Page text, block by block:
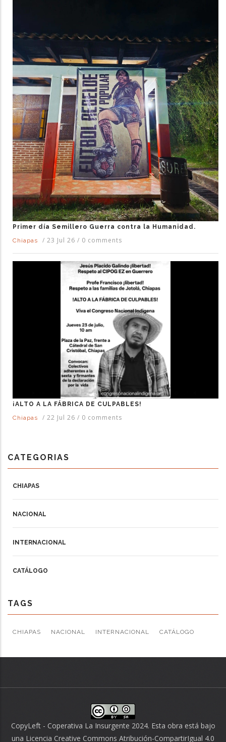
Primer día Semillero Guerra contra la Humanidad.
Chiapas
/ 23 Jul 26 / 0 comments
¡ALTO A LA FÁBRICA DE CULPABLES!
Chiapas
/ 22 Jul 26 / 0 comments
CATEGORIAS
CHIAPAS
NACIONAL
INTERNACIONAL
CATÁLOGO
TAGS
CHIAPAS NACIONAL INTERNACIONAL CATÁLOGO
CopyLeft - Coperativa La Insurgente 2024. Esta obra está bajo
una Licencia Creative Commons Atribución-CompartirIgual 4.0